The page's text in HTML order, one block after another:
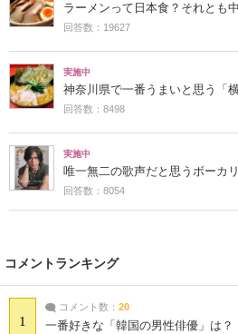
ラーメンって日本食？それとも
回答数：19627
実施中
神奈川県で一番うまいと思う「
回答数：8498
実施中
唯一無二の歌声だと思うボーカ
回答数：8054
コメントランキング
1
コメント数： 20
一番好きな「韓国の男性俳優」は